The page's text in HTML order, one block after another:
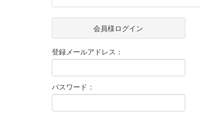
会員様ログイン
登録メールアドレス：
パスワード：